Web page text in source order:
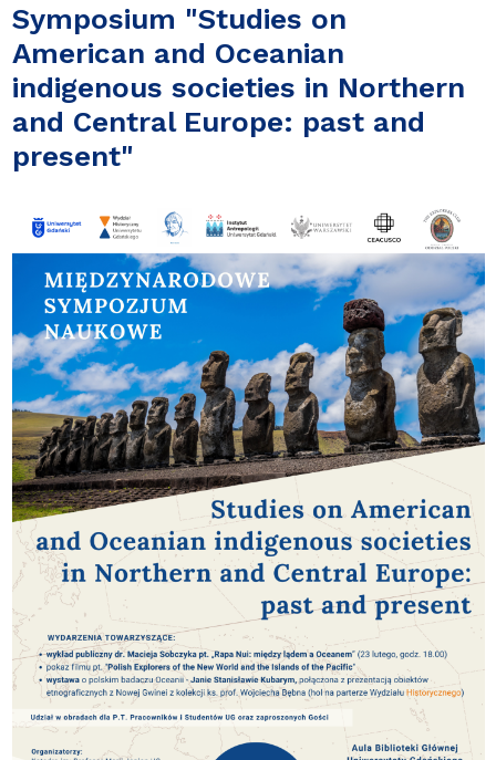
Symposium "Studies on
American and Oceanian
indigenous societies in Northern
and Central Europe: past and
present"